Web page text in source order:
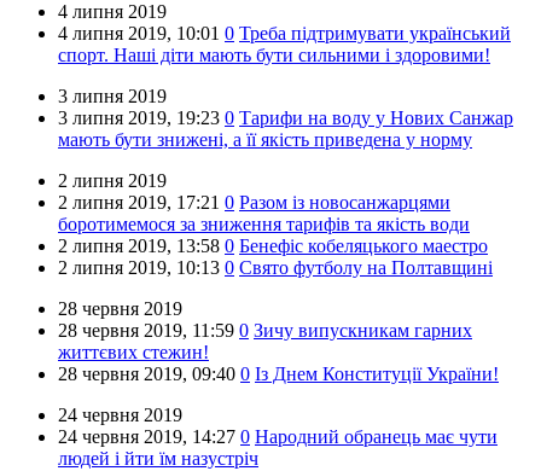
4 липня 2019
4 липня 2019, 10:01 0 Треба підтримувати український
спорт. Наші діти мають бути сильними і здоровими!
3 липня 2019
3 липня 2019, 19:23 0 Тарифи на воду у Нових Санжар
мають бути знижені, а її якість приведена у норму
2 липня 2019
2 липня 2019, 17:21 0 Разом із новосанжарцями
боротимемося за зниження тарифів та якість води
2 липня 2019, 13:58 0 Бенефіс кобеляцького маестро
2 липня 2019, 10:13 0 Свято футболу на Полтавщині
28 червня 2019
28 червня 2019, 11:59 0 Зичу випускникам гарних
життєвих стежин!
28 червня 2019, 09:40 0 Із Днем Конституції України!
24 червня 2019
24 червня 2019, 14:27 0 Народний обранець має чути
людей і йти їм назустріч